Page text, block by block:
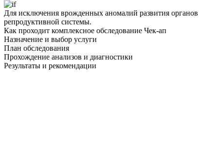
Для исключения врожденных аномалий развития органов
репродуктивной системы.
Как проходит комплексное обследование Чек-ап
Назначение и выбор услуги
План обследования
Прохождение анализов и диагностики
Результаты и рекомендации